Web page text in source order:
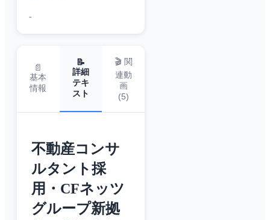
-
📄
基本
情報
📝
詳細
テキ
スト
🎬 関
連動
画
(5)
不動産コンサ
ルタント採
用・CFネッツ
グループ新拠